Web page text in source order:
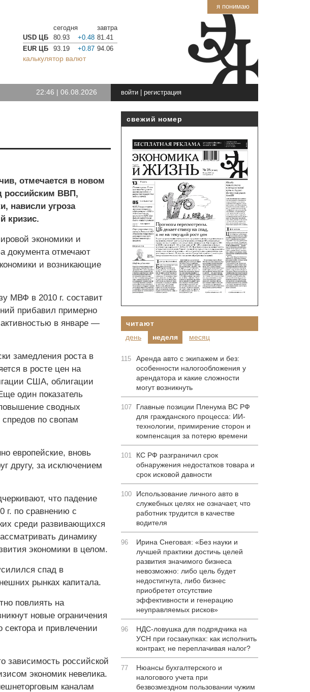
я понимаю
сегодня
завтра
USD ЦБ
80.93 +0.48 81.41
EUR ЦБ
93.19 +0.87 94.06
калькулятор валют
22:46 | 06.08.2026 войти| регистрация
отмечается в новом
российским ВВП,
нависли угроза
кризис.
экономики и
документа отмечают
и возникающие
МВФ в 2010 г. составит
прибавил примерно
в январе —
замедления роста в
в росте цен на
США, облигации
один показатель
сводных
по свопам
европейские, вновь
другу, за исключением
что падение
г. по сравнению с
среди развивающихся
динамику
экономики в целом.
спад в
рынках капитала.
повлиять на
новые ограничения
сектора и привлечении
зависимость российской
экономик невелика.
каналам
свежий номер
читают
день
неделя месяц
115
Аренда авто с экипажем и без:
особенности налогообложения у
арендатора и какие сложности
могут возникнуть
107
Главные позиции Пленума ВС РФ
для гражданского процесса: ИИ-
технологии, примирение сторон и
компенсация за потерю времени
101
КС РФ разграничил срок
обнаружения недостатков товара и
срок исковой давности
100
Использование личного авто в
служебных целях не означает, что
работник трудится в качестве
водителя
96
Ирина Снеговая: «Без науки и
лучшей практики достичь целей
развития значимого бизнеса
невозможно: либо цель будет
недостигнута, либо бизнес
приобретет отсутствие
эффективности и генерацию
неуправляемых рисков»
96
НДС-ловушка для подрядчика на
УСН при госзакупках: как исполнить
контракт, не переплачивая налог?
77
Нюансы бухгалтерского и
налогового учета при
безвозмездном пользовании чужим